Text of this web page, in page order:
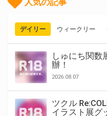
デイリー ウィークリー
しゅにち関数
辦！
2026.08.07
ツクル
イラスト展グ